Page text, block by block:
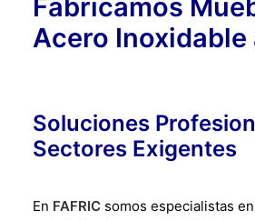
Fabricamos
Acero Inoxidable
Soluciones
Sectores Exigentes
En FAFRIC somos especialistas